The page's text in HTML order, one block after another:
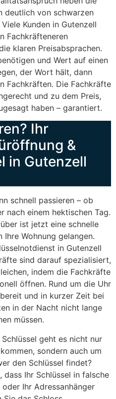
deutlich von schwarzen
Kunden in Gutenzell
Fachkräfteneren
klaren Preisabsprachen.
und Wert auf einen
der Wort hält, dann
Fachkräften. Die Fachkräfte
und zu dem Preis,
haben – garantiert.
Ihr
&
in Gutenzell
schnell passieren – ob
nach einem hektischen Tag.
ist jetzt eine schnelle
Wohnung gelangen.
in Gutenzell
sind darauf spezialisiert,
indem die Fachkräfte
öffnen. Rund um die Uhr
und in kurzer Zeit bei
in der Nacht nicht lange
müssen.
geht es nicht nur
sondern auch um
den Schlüssel findet?
dass Ihr Schlüssel in falsche
Ihr Adressanhänger